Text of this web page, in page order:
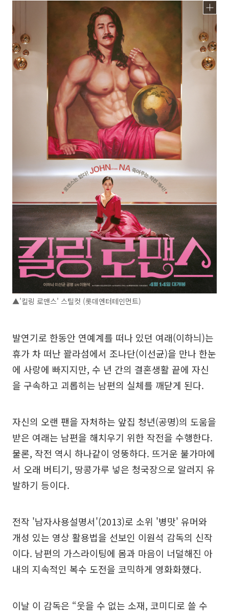
▲'킬링 로맨스' 스틸컷 (롯데엔터테인먼트)
발연기로 한동안 연예계를 떠나 있던 여래(이하늬)는
휴가 차 떠난 꽐라섬에서 조나단(이선균)을 만나 한눈
에 사랑에 빠지지만, 수 년 간의 결혼생활 끝에 자신
을 구속하고 괴롭히는 남편의 실체를 깨닫게 된다.
자신의 오랜 팬을 자처하는 앞집 청년(공명)의 도움을
받은 여래는 남편을 해치우기 위한 작전을 수행한다.
물론, 작전 역시 하나같이 엉뚱하다. 뜨거운 불가마에
서 오래 버티기, 땅콩가루 넣은 청국장으로 알러지 유
발하기 등이다.
전작 '남자사용설명서'(2013)로 소위 '병맛' 유머와
개성 있는 영상 활용법을 선보인 이원석 감독의 신작
이다. 남편의 가스라이팅에 몸과 마음이 너덜해진 아
내의 지속적인 복수 도전을 코믹하게 영화화했다.
이날 이 감독은 “웃을 수 없는 소재, 코미디로 쓸 수